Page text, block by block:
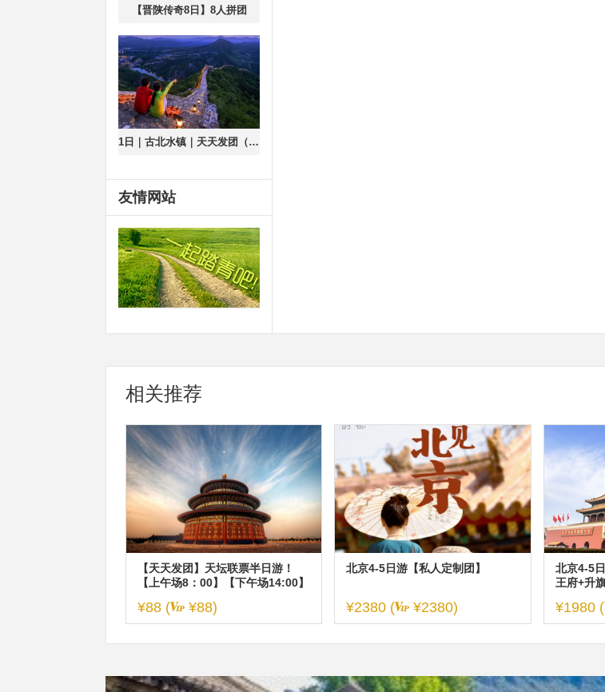
【晋陕传奇8日】8人拼团
1日｜古北水镇｜天天发团（含夜景）长城脚下的江南小镇
友情网站
相关推荐
【天天发团】天坛联票半日游！
【上午场8：00】【下午场14:00】
¥88 ( ¥88)
北京4-5日游【私人定制团】
¥2380 ( ¥2380)
北京4-5
王府+升
¥1980 (